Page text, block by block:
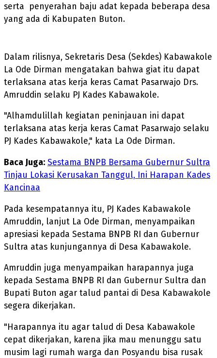
serta penyerahan baju adat kepada beberapa desa
yang ada di Kabupaten Buton.
Dalam rilisnya, Sekretaris Desa (Sekdes) Kabawakole
La Ode Dirman mengatakan bahwa giat itu dapat
terlaksana atas kerja keras Camat Pasarwajo Drs.
Amruddin selaku PJ Kades Kabawakole.
"Alhamdulillah kegiatan peninjauan ini dapat
terlaksana atas kerja keras Camat Pasarwajo selaku
PJ Kades Kabawakole," kata La Ode Dirman.
Baca Juga: Sestama BNPB Bersama Gubernur Sultra
Tinjau Lokasi Kerusakan Tanggul, Ini Harapan Kades
Kancinaa
Pada kesempatannya itu, PJ Kades Kabawakole
Amruddin, lanjut La Ode Dirman, menyampaikan
apresiasi kepada Sestama BNPB RI dan Gubernur
Sultra atas kunjungannya di Desa Kabawakole.
Amruddin juga menyampaikan harapannya juga
kepada Sestama BNPB RI dan Gubernur Sultra dan
Bupati Buton agar talud pantai di Desa Kabawakole
segera dikerjakan.
"Harapannya itu agar talud di Desa Kabawakole
cepat dikerjakan, karena jika mau menunggu satu
musim lagi rumah warga dan Posyandu bisa rusak